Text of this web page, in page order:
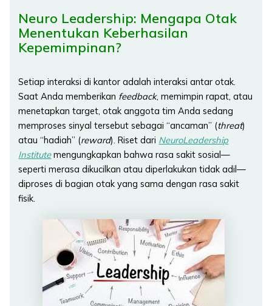
Neuro Leadership: Mengapa Otak
Menentukan Keberhasilan
Kepemimpinan?
Setiap interaksi di kantor adalah interaksi antar otak.
Saat Anda memberikan feedback, memimpin rapat, atau
menetapkan target, otak anggota tim Anda sedang
memproses sinyal tersebut sebagai “ancaman” (threat)
atau “hadiah” (reward). Riset dari NeuroLeadership
Institutemengungkapkan bahwa rasa sakit sosial—
seperti merasa dikucilkan atau diperlakukan tidak adil—
diproses di bagian otak yang sama dengan rasa sakit
fisik.